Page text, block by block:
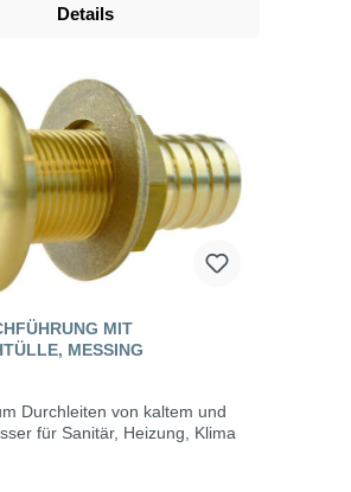
Details
MIT
MESSING
Durchleiten von kaltem und
für Sanitär, Heizung, Klima